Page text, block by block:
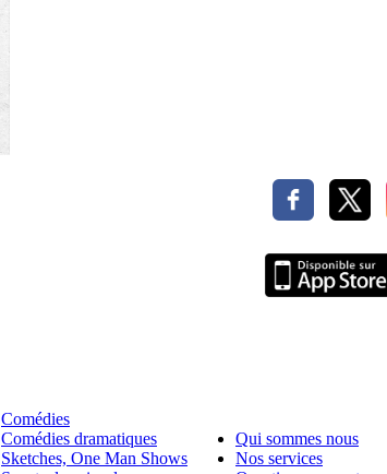
Comédies
Comédies dramatiques
Sketches, One Man Shows
Qui sommes nous
Nos services